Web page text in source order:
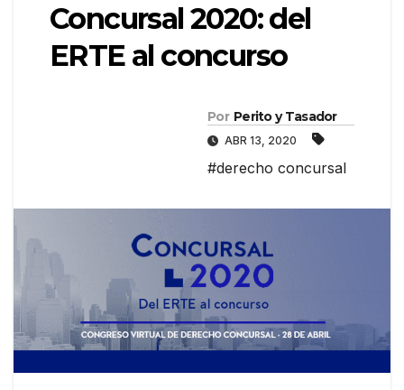
Concursal 2020: del
ERTE al concurso
Por Perito y Tasador
ABR 13, 2020
#derecho concursal